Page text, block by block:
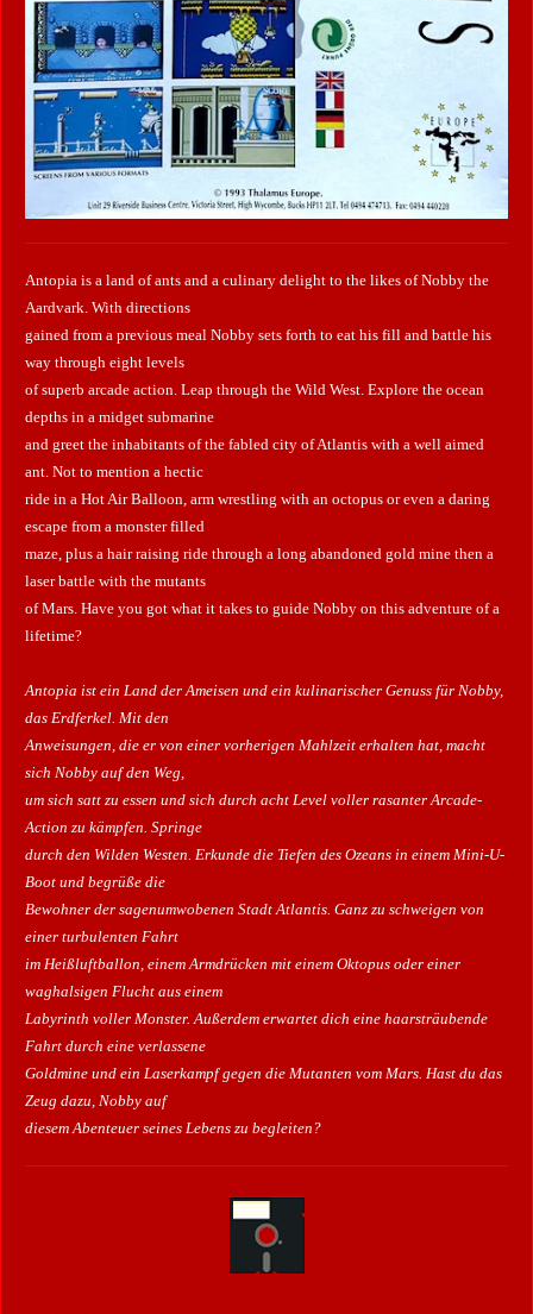
Antopia is a land of ants and a culinary delight to the likes of Nobby the
Aardvark. With directions
gained from a previous meal Nobby sets forth to eat his fill and battle his
way through eight levels
of superb arcade action. Leap through the Wild West. Explore the ocean
depths in a midget submarine
and greet the inhabitants of the fabled city of Atlantis with a well aimed
ant. Not to mention a hectic
ride in a Hot Air Balloon, arm wrestling with an octopus or even a daring
escape from a monster filled
maze, plus a hair raising ride through a long abandoned gold mine then a
laser battle with the mutants
of Mars. Have you got what it takes to guide Nobby on this adventure of a
lifetime?
Antopia ist ein Land der Ameisen und ein kulinarischer Genuss für Nobby,
das Erdferkel. Mit den
Anweisungen, die er von einer vorherigen Mahlzeit erhalten hat, macht
sich Nobby auf den Weg,
um sich satt zu essen und sich durch acht Level voller rasanter Arcade-
Action zu kämpfen. Springe
durch den Wilden Westen. Erkunde die Tiefen des Ozeans in einem Mini-U-
Boot und begrüße die
Bewohner der sagenumwobenen Stadt Atlantis. Ganz zu schweigen von
einer turbulenten Fahrt
im Heißluftballon, einem Armdrücken mit einem Oktopus oder einer
waghalsigen Flucht aus einem
Labyrinth voller Monster. Außerdem erwartet dich eine haarsträubende
Fahrt durch eine verlassene
Goldmine und ein Laserkampf gegen die Mutanten vom Mars. Hast du das
Zeug dazu, Nobby auf
diesem Abenteuer seines Lebens zu begleiten?